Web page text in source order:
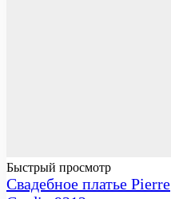
Быстрый просмотр
Свадебное платье Pierre